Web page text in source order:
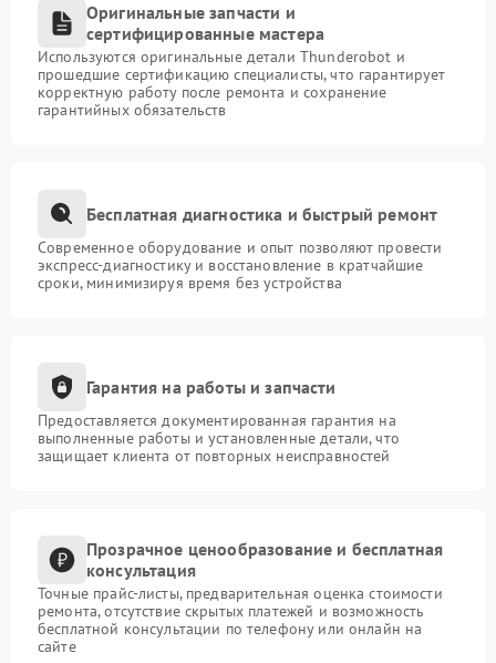
Оригинальные запчасти и
сертифицированные мастера
Используются оригинальные детали Thunderobot и
прошедшие сертификацию специалисты, что гарантирует
корректную работу после ремонта и сохранение
гарантийных обязательств
Бесплатная диагностика и быстрый ремонт
Современное оборудование и опыт позволяют провести
экспресс-диагностику и восстановление в кратчайшие
сроки, минимизируя время без устройства
Гарантия на работы и запчасти
Предоставляется документированная гарантия на
выполненные работы и установленные детали, что
защищает клиента от повторных неисправностей
Прозрачное ценообразование и бесплатная
консультация
Точные прайс-листы, предварительная оценка стоимости
ремонта, отсутствие скрытых платежей и возможность
бесплатной консультации по телефону или онлайн на
сайте